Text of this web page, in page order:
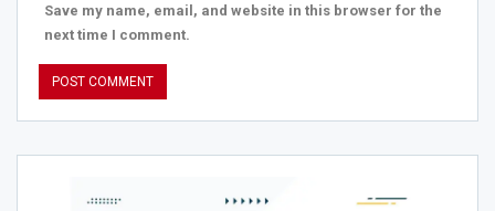
Save my name, email, and website in this browser for the
next time I comment.